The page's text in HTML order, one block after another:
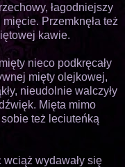
łagodniejszy
Przemknęła też
kawie.
nieco podkręcały
mięty olejkowej,
nieudolnie walczyły
Mięta mimo
też leciuteńką
wciąż wydawały się